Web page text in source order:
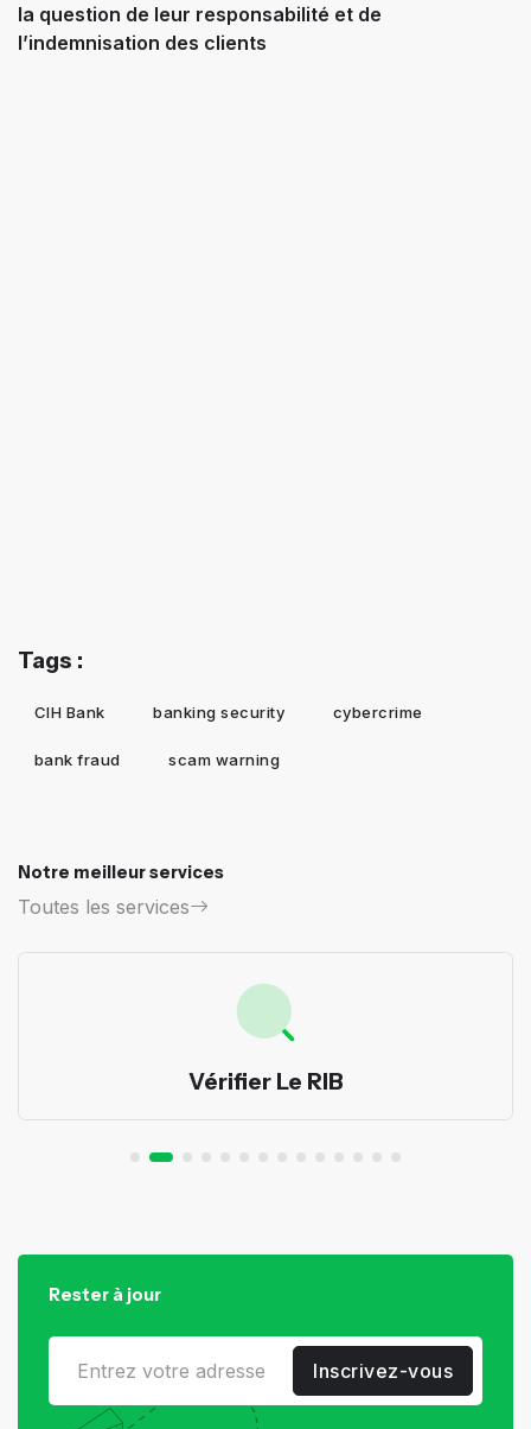
la question de leur responsabilité et de
l’indemnisation des clients
Tags :
CIH Bank banking security cybercrime
bank fraud scam warning
Notre meilleur services
Toutes les services
Vérifier Le RIB
Rester à jour
Inscrivez-vous